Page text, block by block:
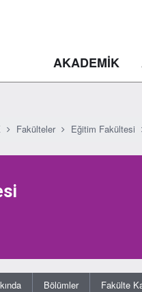
AKADEMİK
Fakülteler Eğitim Fakültesi
Bölümler Fakülte